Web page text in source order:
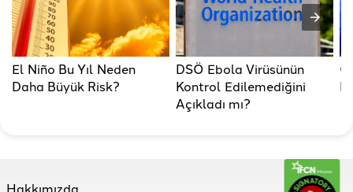
El Niño Bu Yıl Neden
Daha Büyük Risk?
DSÖ Ebola Virüsünün
Kontrol Edilemediğini
Açıkladı mı?
Hakkımızda